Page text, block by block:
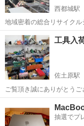
西都城駅
地域密着の総合リサイクルショップです 家電
広いジャンルの商品取り扱っております 是非
宮崎 都城市 西都
工具入
佐土原駅
ご覧頂き誠にありがとう
多く取り揃えておりますので
原マクドナル
抽選でプ